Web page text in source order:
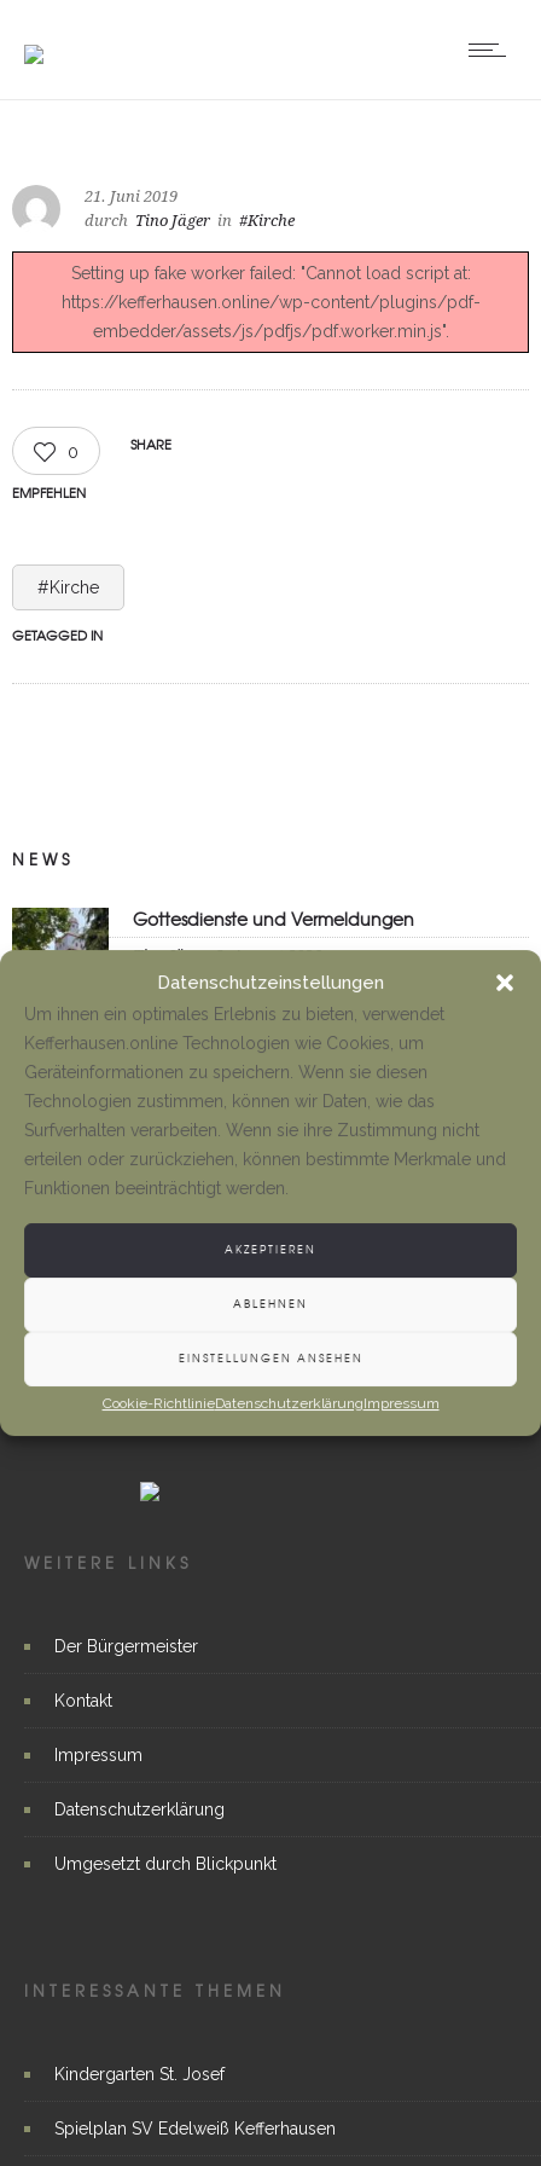
Datenschutzeinstellungen
Um ihnen ein optimales Erlebnis zu bieten, verwendet
Kefferhausen.online Technologien wie Cookies, um
Geräteinformationen zu speichern. Wenn sie diesen
Technologien zustimmen, können wir Daten, wie das
Surfverhalten verarbeiten. Wenn sie ihre Zustimmung nicht
erteilen oder zurückziehen, können bestimmte Merkmale und
Funktionen beeinträchtigt werden.
AKZEPTIEREN
ABLEHNEN
EINSTELLUNGEN ANSEHEN
Cookie-RichtlinieDatenschutzerklärungImpressum
21. Juni 2019
durch Tino Jäger in #Kirche
Setting up fake worker failed: "Cannot load script at:
https://kefferhausen.online/wp-content/plugins/pdf-
embedder/assets/js/pdfjs/pdf.worker.min.js".
0
EMPFEHLEN
SHARE
#Kirche
GETAGGED IN
NEWS
Gottesdienste und Vermeldungen
Tino Jäger 8. August 2026
Anfahrt Cyriakuswallfahrt
Neueröffnung Gaststätte
Tino Jäger 1. August 2026
WEITERE LINKS
Der Bürgermeister
Kontakt
Impressum
Datenschutzerklärung
Umgesetzt durch Blickpunkt
INTERESSANTE THEMEN
Kindergarten St. Josef
Spielplan SV Edelweiß Kefferhausen